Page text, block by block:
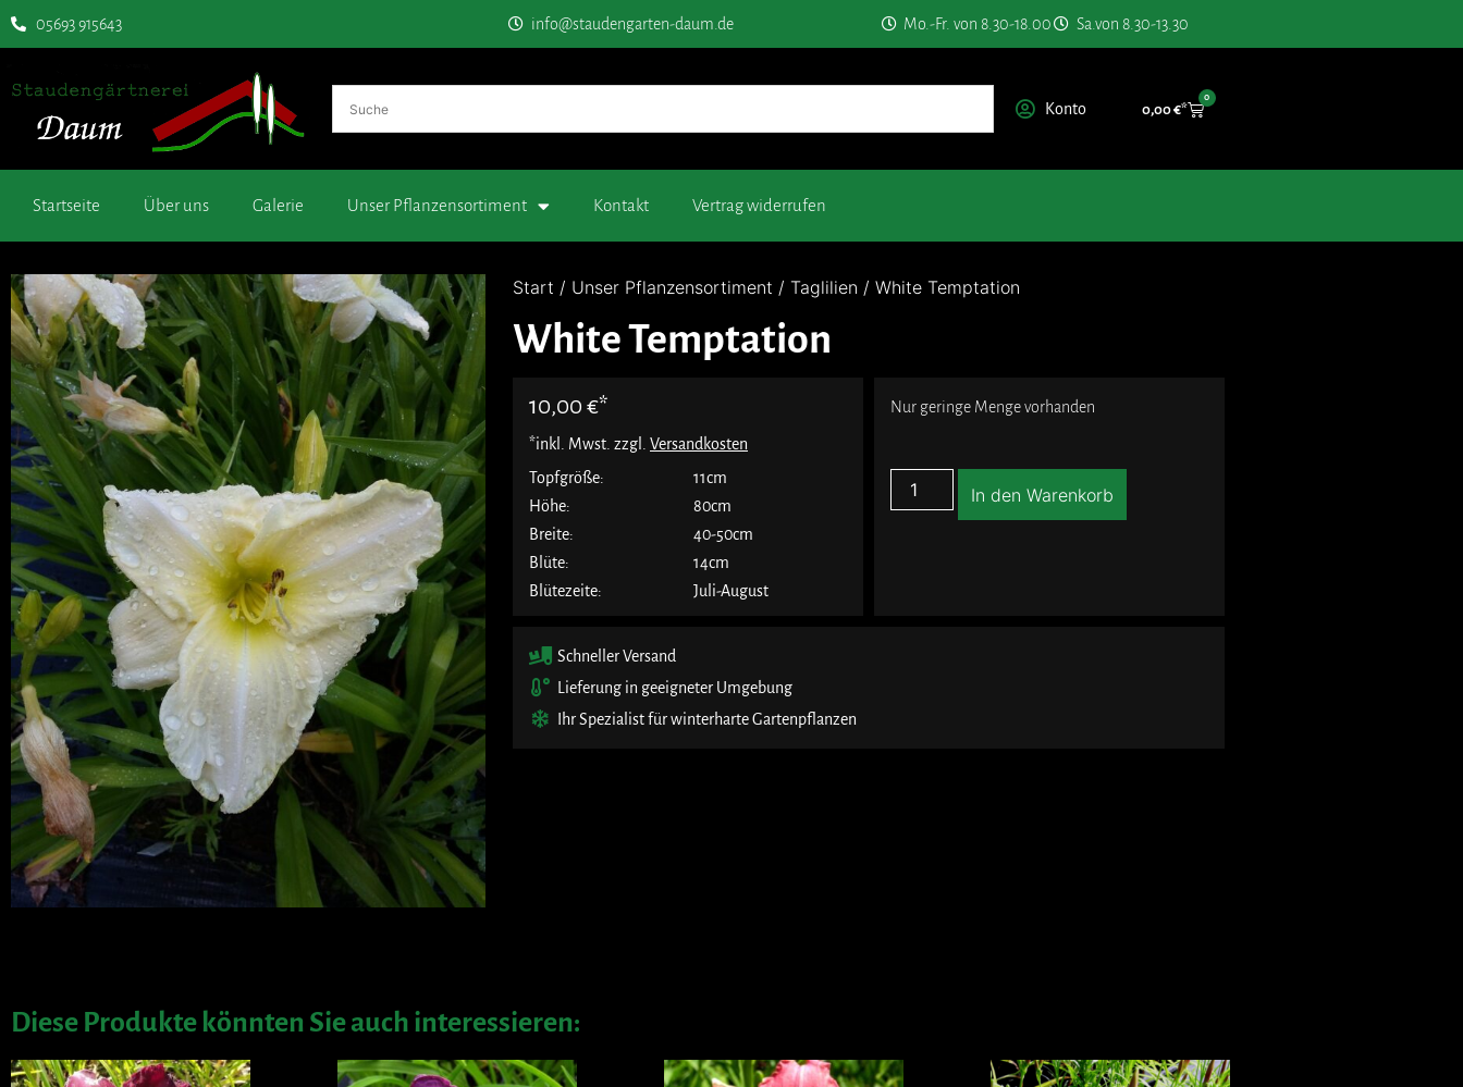
05693 915643 info@staudengarten-daum.de Mo.-Fr. von 8.30-18.00 Sa.von 8.30-13.30
Konto 0,00€
0
Startseite Über uns Galerie Unser Pflanzensortiment Kontakt Vertrag widerrufen
Start / Unser Pflanzensortiment / Taglilien / White Temptation
White Temptation
10,00 €
*inkl. Mwst. zzgl. Versandkosten
Topfgröße:
11cm
Höhe:
80cm
Breite:
40-50cm
Blüte:
14cm
Blütezeite:
Juli-August
Nur geringe Menge vorhanden
In den Warenkorb
Schneller Versand
Lieferung in geeigneter Umgebung
Ihr Spezialist für winterharte Gartenpflanzen
Diese Produkte könnten Sie auch interessieren: